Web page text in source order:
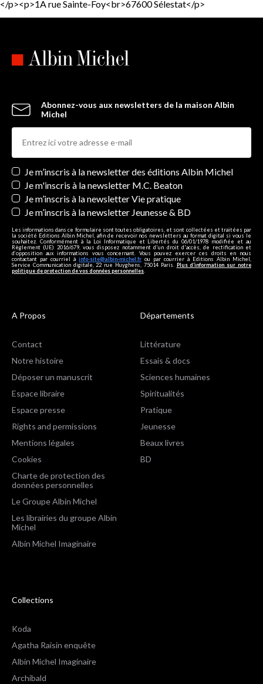
</p><p>1A rue Sainte-Foy<br>67600 Sélestat</p>
Abonnez-vous aux newsletters de la maison Albin
Michel
Newsletters
Je m’inscris à la newsletter des éditions Albin Michel
Je m'inscris à la newsletter M.C. Beaton
Je m’inscris à la newsletter Vie pratique
Je m’inscris à la newsletter Jeunesse & BD
Les informations dans ce formulaire sont toutes obligatoires, et sont collectées et traitées par
la société Editions Albin Michel, afin de recevoir nos newsletters au format digital si vous le
souhaitez. Conformément à la Loi Informatique et Libertés du 06/01/1978 modifiée et au
Règlement (UE) 2016/679, vous disposez notamment d'un droit d'accès, de rectification et
d’opposition aux informations vous concernant. Vous pouvez exercer ces droits en nous
contactant par courriel à info-site@albin-michel.fr ou par courrier à Editions Albin Michel,
Service Communication digitale, 22 rue Huyghens, 75014 Paris. Plus d’information sur notre
politique de protection de vos données personnelles
A Propos
Contact
Notre histoire
Déposer un manuscrit
Espace libraire
Espace presse
Rights and permissions
Mentions légales
Cookies
Charte de protection des
données personnelles
Le Groupe Albin Michel
Les librairies du groupe Albin
Michel
Albin Michel Imaginaire
Départements
Littérature
Essais & docs
Sciences humaines
Spiritualités
Pratique
Jeunesse
Beaux livres
BD
Collections
Koda
Agatha Raisin enquête
Albin Michel Imaginaire
Archibald